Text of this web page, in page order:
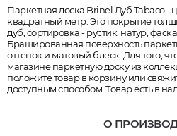
Паркетная доска Brinel Дуб Tabaco -
квадратный метр. Это покрытие
дуб, сортировка - рустик, натур,
Брашированная поверхность
оттенок и матовый блеск. Для того,
магазине паркетную доску из
положите товар в корзину или
доступным способом. Товар есть в
О